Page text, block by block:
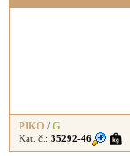
PIKO / G
Kat. č.: 35292-46